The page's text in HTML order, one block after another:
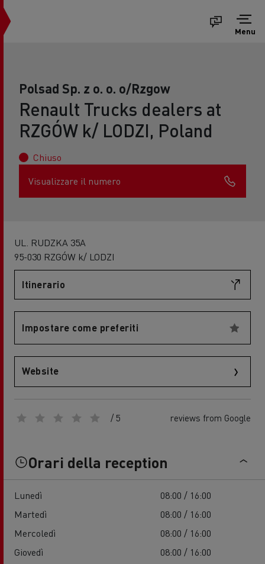
Menu
Polsad Sp. z o. o. o/Rzgow
Renault Trucks dealers at
RZGÓW k/ LODZI, Poland
Chiuso
Visualizzare il numero
UL. RUDZKA 35A
95-030 RZGÓW k/ LODZI
Itinerario
Impostare come preferiti
Website
/ 5 reviews from Google
Orari della reception
Lunedì
08:00 / 16:00
Martedì
08:00 / 16:00
Mercoledì
08:00 / 16:00
Giovedì
08:00 / 16:00